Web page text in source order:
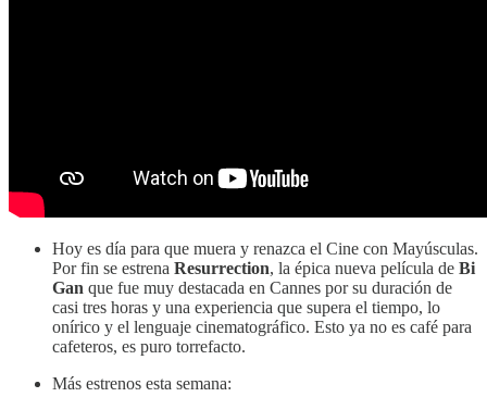
Hoy es día para que muera y renazca el Cine con Mayúsculas.
Por fin se estrena Resurrection, la épica nueva película de Bi
Gan que fue muy destacada en Cannes por su duración de
casi tres horas y una experiencia que supera el tiempo, lo
onírico y el lenguaje cinematográfico. Esto ya no es café para
cafeteros, es puro torrefacto.
Más estrenos esta semana: